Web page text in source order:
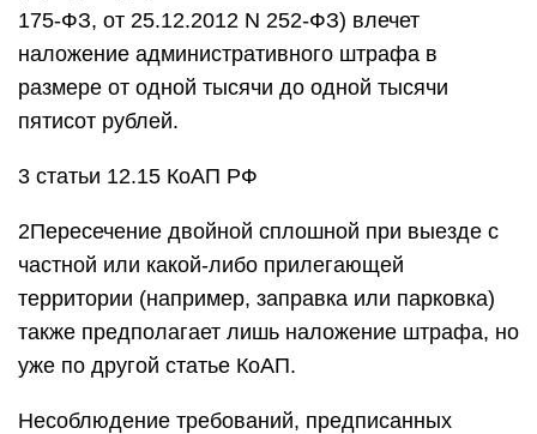
175-ФЗ, от 25.12.2012 N 252-ФЗ) влечет
наложение административного штрафа в
размере от одной тысячи до одной тысячи
пятисот рублей.
3 статьи 12.15 КоАП РФ
2Пересечение двойной сплошной при выезде с
частной или какой-либо прилегающей
территории (например, заправка или парковка)
также предполагает лишь наложение штрафа, но
уже по другой статье КоАП.
Несоблюдение требований, предписанных